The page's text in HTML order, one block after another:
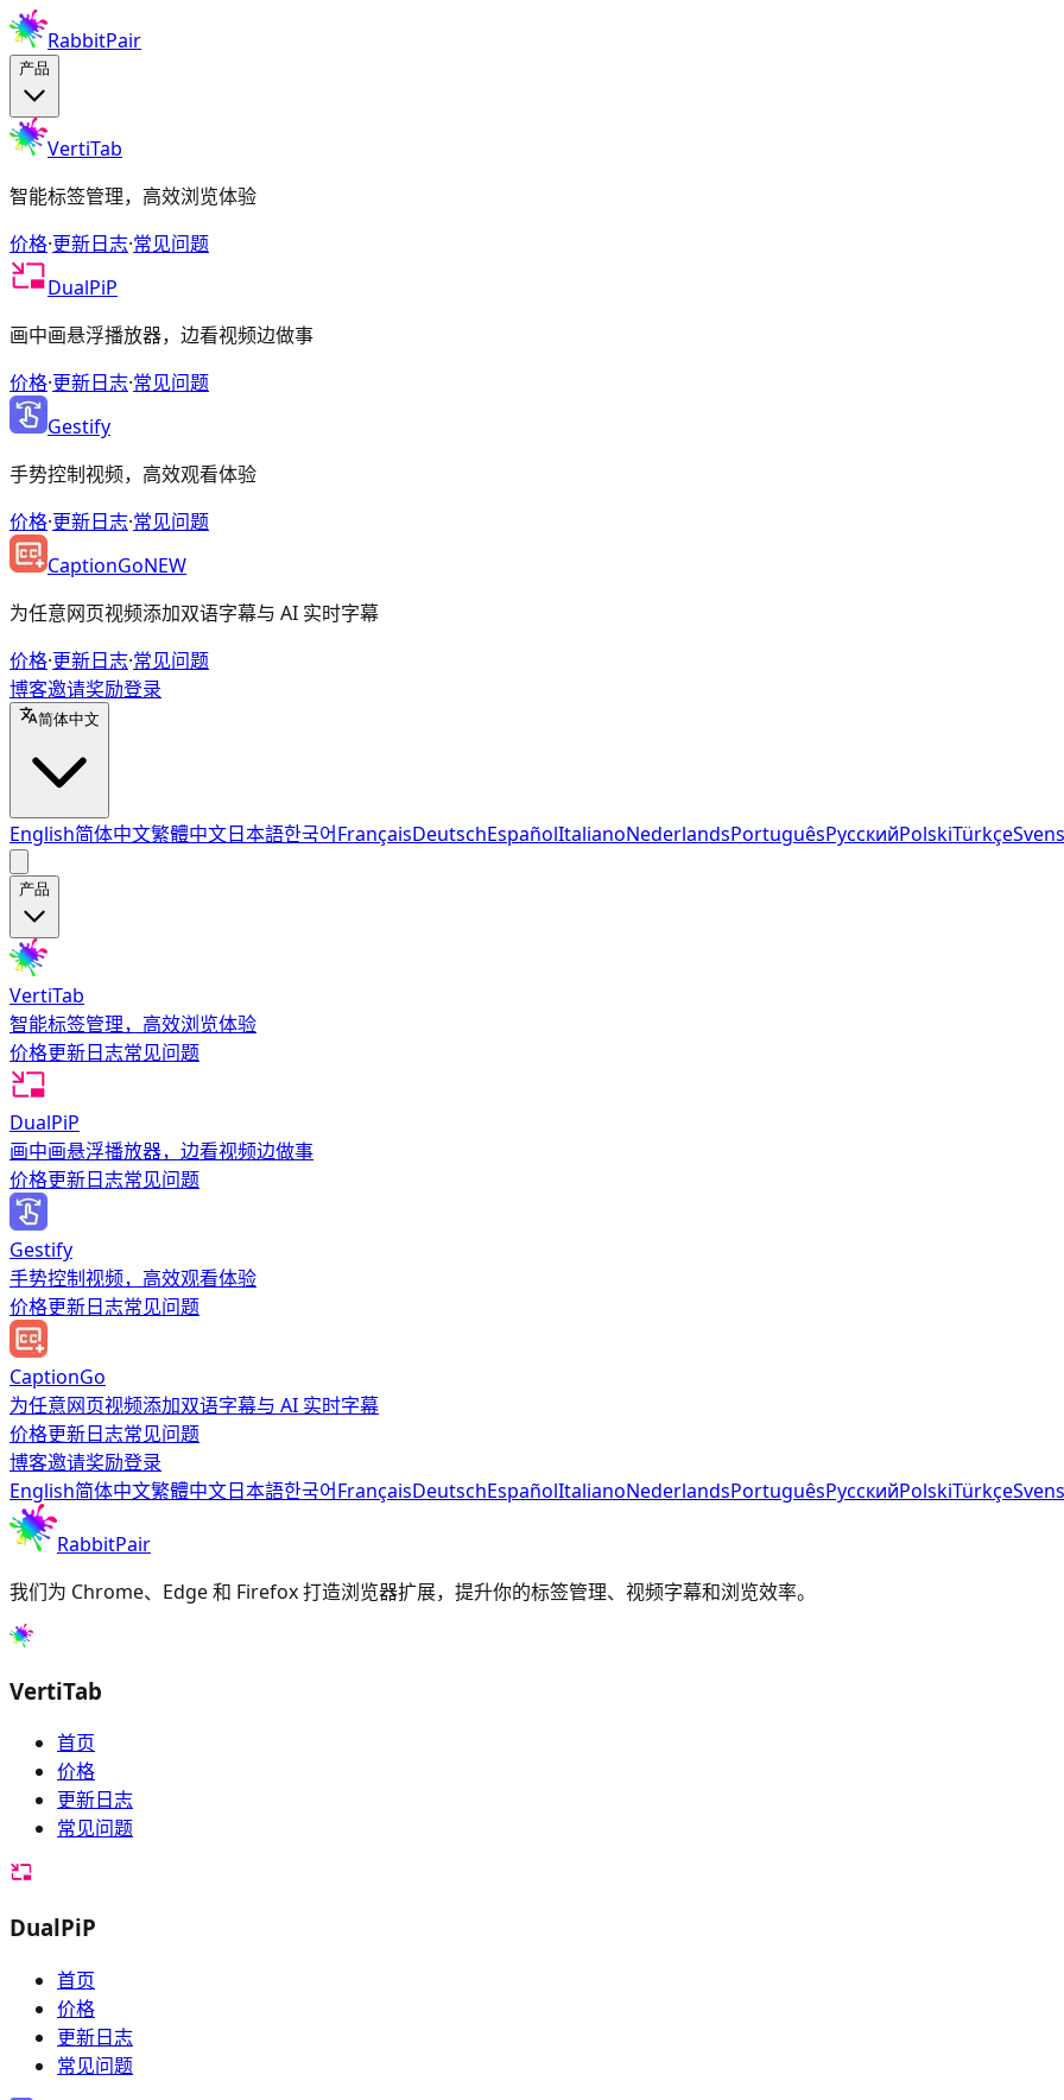
RabbitPair
产品
VertiTab
智能标签管理，高效浏览体验
价格·更新日志·常见问题
DualPiP
画中画悬浮播放器，边看视频边做事
价格·更新日志·常见问题
Gestify
手势控制视频，高效观看体验
价格·更新日志·常见问题
CaptionGoNEW
为任意网页视频添加双语字幕与 AI 实时字幕
价格·更新日志·常见问题
博客邀请奖励登录
简体中文
English简体中文繁體中文日本語한국어FrançaisDeutschEspañolItalianoNederlandsPortuguêsРусскийPolskiTürkçe
产品
VertiTab
智能标签管理，高效浏览体验
价格更新日志常见问题
DualPiP
画中画悬浮播放器，边看视频边做事
价格更新日志常见问题
Gestify
手势控制视频，高效观看体验
价格更新日志常见问题
CaptionGo
为任意网页视频添加双语字幕与 AI 实时字幕
价格更新日志常见问题
博客邀请奖励登录
English简体中文繁體中文日本語한국어FrançaisDeutschEspañolItalianoNederlandsPortuguêsРусскийPolskiTürkçe
RabbitPair
我们为 Chrome、Edge 和 Firefox 打造浏览器扩展，提升你的标签管理、视频字幕和浏览效率。
VertiTab
首页
价格
更新日志
常见问题
DualPiP
首页
价格
更新日志
常见问题